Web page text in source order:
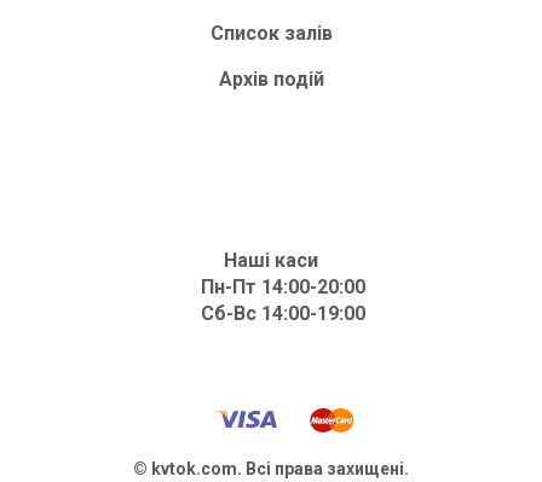
Список залів
Архів подій
Наші каси
Пн-Пт 14:00-20:00
Сб-Вс 14:00-19:00
© kvtok.com. Всі права захищені.